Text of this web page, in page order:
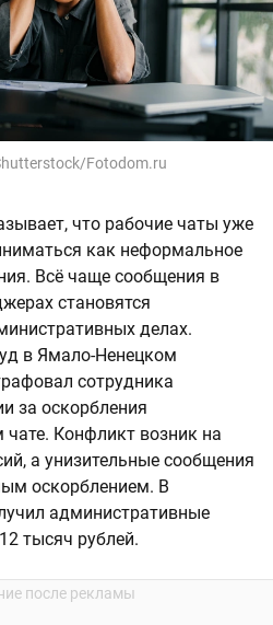
Fotodom.ru
что рабочие чаты уже
как неформальное
Всё чаще сообщения в
становятся
делах.
в Ямало-Ненецком
сотрудника
за оскорбления
чате. Конфликт возник на
а унизительные сообщения
оскорблением. В
административные
тысяч рублей.